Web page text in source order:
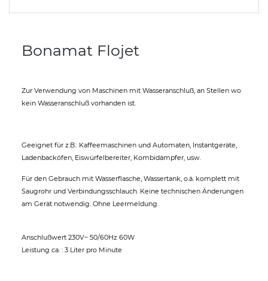
Bonamat Flojet
Zur Verwendung von Maschinen mit Wasseranschluß, an Stellen wo
kein Wasseranschluß vorhanden ist.
Geeignet für z.B.: Kaffeemaschinen und Automaten, Instantgeräte,
Ladenbacköfen, Eiswürfelbereiter, Kombidämpfer, usw.
Für den Gebrauch mit Wasserflasche, Wassertank, o.ä. komplett mit
Saugrohr und Verbindungsschlauch. Keine technischen Änderungen
am Gerät notwendig. Ohne Leermeldung.
Anschlußwert 230V~ 50/60Hz 60W
Leistung ca. : 3 Liter pro Minute